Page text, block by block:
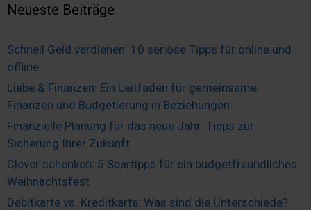
Neueste Beiträge
Schnell Geld verdienen: 10 seriöse Tipps für online und
offline
Liebe & Finanzen: Ein Leitfaden für gemeinsame
Finanzen und Budgetierung in Beziehungen
Finanzielle Planung für das neue Jahr: Tipps zur
Sicherung Ihrer Zukunft
Clever schenken: 5 Spartipps für ein budgetfreundliches
Weihnachtsfest
Debitkarte vs. Kreditkarte: Was sind die Unterschiede?